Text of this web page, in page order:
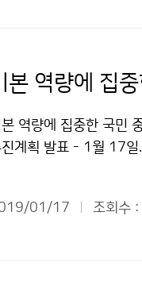
역량에 집중한 국민
계획 발표 - 1월 17일
01/17
조회수 :